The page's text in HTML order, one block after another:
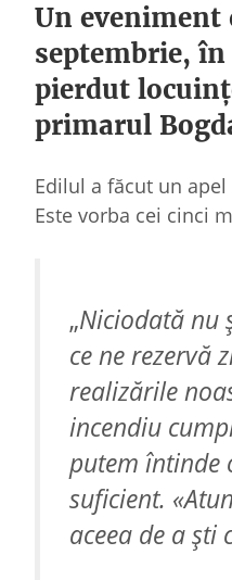
Un eveniment
septembrie,
pierdut
primarul
Edilul a făcut un
Este vorba cei cinci
„Niciodată nu
ce ne rezervă
realizările
incendiu
putem întinde
suficient.
aceea de a